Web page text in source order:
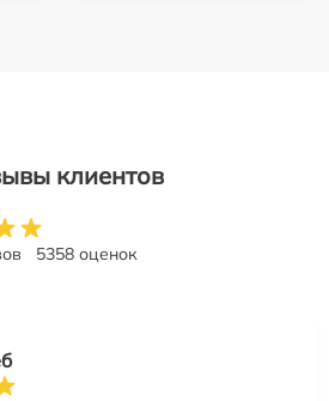
клиентов
5358 оценок